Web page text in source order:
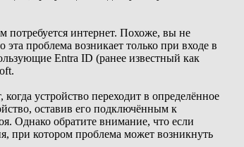
потребуется интернет. Похоже, вы не
проблема возникает только при входе в
Entra ID (ранее известный как
устройство переходит в определённое
оставив его подключённым к
Однако обратите внимание, что если
при котором проблема может возникнуть